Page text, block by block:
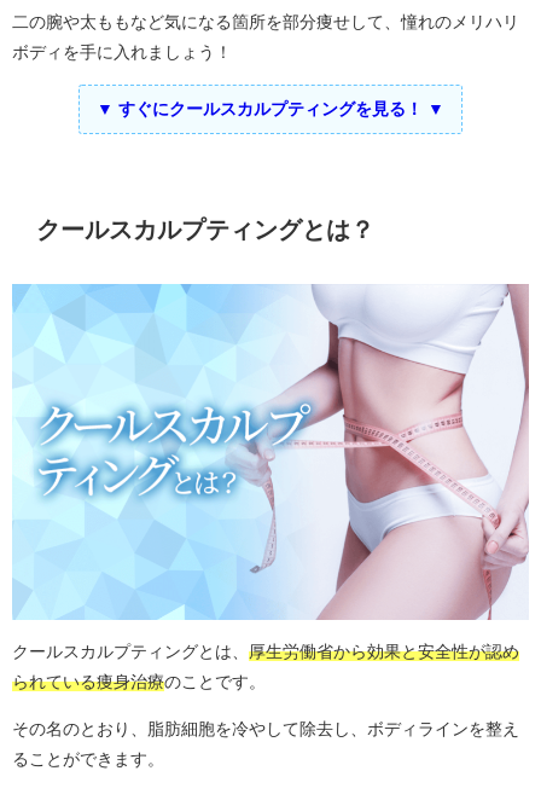
二の腕や太ももなど気になる箇所を部分痩せして、憧れのメリハリ
ボディを手に入れましょう！
▼ すぐにクールスカルプティングを見る！ ▼
クールスカルプティングとは？
クールスカルプティングとは、 厚生労働省から効果と安全性が認め
られている痩身治療のことです。
その名のとおり、脂肪細胞を冷やして除去し、ボディラインを整え
ることができます。